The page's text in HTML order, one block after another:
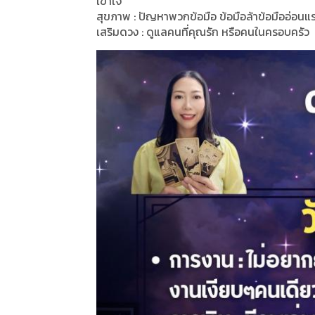
สุขภาพ : ปัญหาพวกข้อมือ ข้อมือล้าข้อมืออ่อนแ
เสริมดวง : ดูแลคนที่คุณรัก หรือคนในครอบครัว